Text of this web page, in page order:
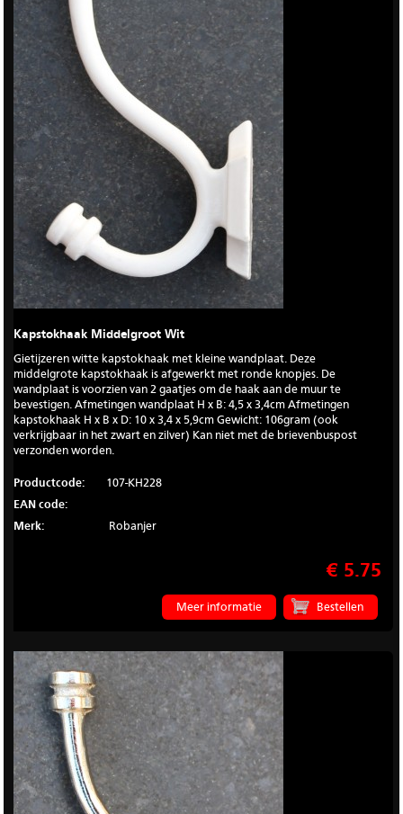
Kapstokhaak Middelgroot Wit
Gietijzeren witte kapstokhaak met kleine wandplaat. Deze
middelgrote kapstokhaak is afgewerkt met ronde knopjes. De
wandplaat is voorzien van 2 gaatjes om de haak aan de muur te
bevestigen. Afmetingen wandplaat H x B: 4,5 x 3,4cm Afmetingen
kapstokhaak H x B x D: 10 x 3,4 x 5,9cm Gewicht: 106gram (ook
verkrijgbaar in het zwart en zilver) Kan niet met de brievenbuspost
verzonden worden.
Productcode:
107-KH228
EAN code:
Merk:
Robanjer
€ 5.75
Meer informatie